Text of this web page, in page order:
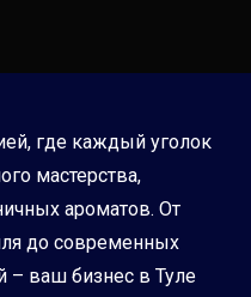
где каждый уголок
мастерства,
ароматов. От
до современных
ваш бизнес в Туле